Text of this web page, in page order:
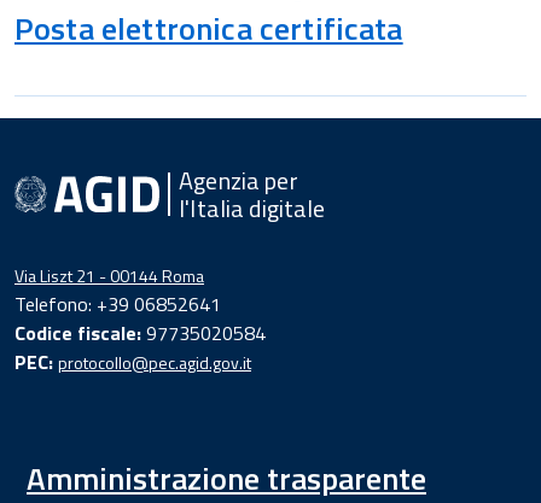
Posta elettronica certificata
Agenzia per
l'Italia digitale
Via Liszt 21 - 00144 Roma
Telefono: +39 06852641
Codice fiscale:97735020584
PEC:protocollo@pec.agid.gov.it
Amministrazione trasparente